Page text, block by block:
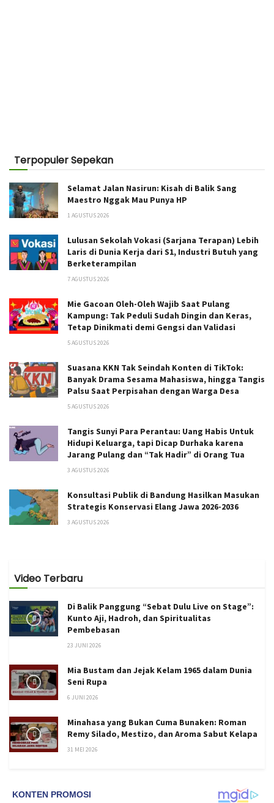
Terpopuler Sepekan
Selamat Jalan Nasirun: Kisah di Balik Sang
Maestro Nggak Mau Punya HP
1 AGUSTUS 2026
Lulusan Sekolah Vokasi (Sarjana Terapan) Lebih
Laris di Dunia Kerja dari S1, Industri Butuh yang
Berketerampilan
7 AGUSTUS 2026
Mie Gacoan Oleh-Oleh Wajib Saat Pulang
Kampung: Tak Peduli Sudah Dingin dan Keras,
Tetap Dinikmati demi Gengsi dan Validasi
5 AGUSTUS 2026
Suasana KKN Tak Seindah Konten di TikTok:
Banyak Drama Sesama Mahasiswa, hingga Tangis
Palsu Saat Perpisahan dengan Warga Desa
5 AGUSTUS 2026
Tangis Sunyi Para Perantau: Uang Habis Untuk
Hidupi Keluarga, tapi Dicap Durhaka karena
Jarang Pulang dan “Tak Hadir” di Orang Tua
3 AGUSTUS 2026
Konsultasi Publik di Bandung Hasilkan Masukan
Strategis Konservasi Elang Jawa 2026-2036
3 AGUSTUS 2026
Video Terbaru
Di Balik Panggung “Sebat Dulu Live on Stage”:
Kunto Aji, Hadroh, dan Spiritualitas
Pembebasan
23 JUNI 2026
Mia Bustam dan Jejak Kelam 1965 dalam Dunia
Seni Rupa
6 JUNI 2026
Minahasa yang Bukan Cuma Bunaken: Roman
Remy Silado, Mestizo, dan Aroma Sabut Kelapa
31 MEI 2026